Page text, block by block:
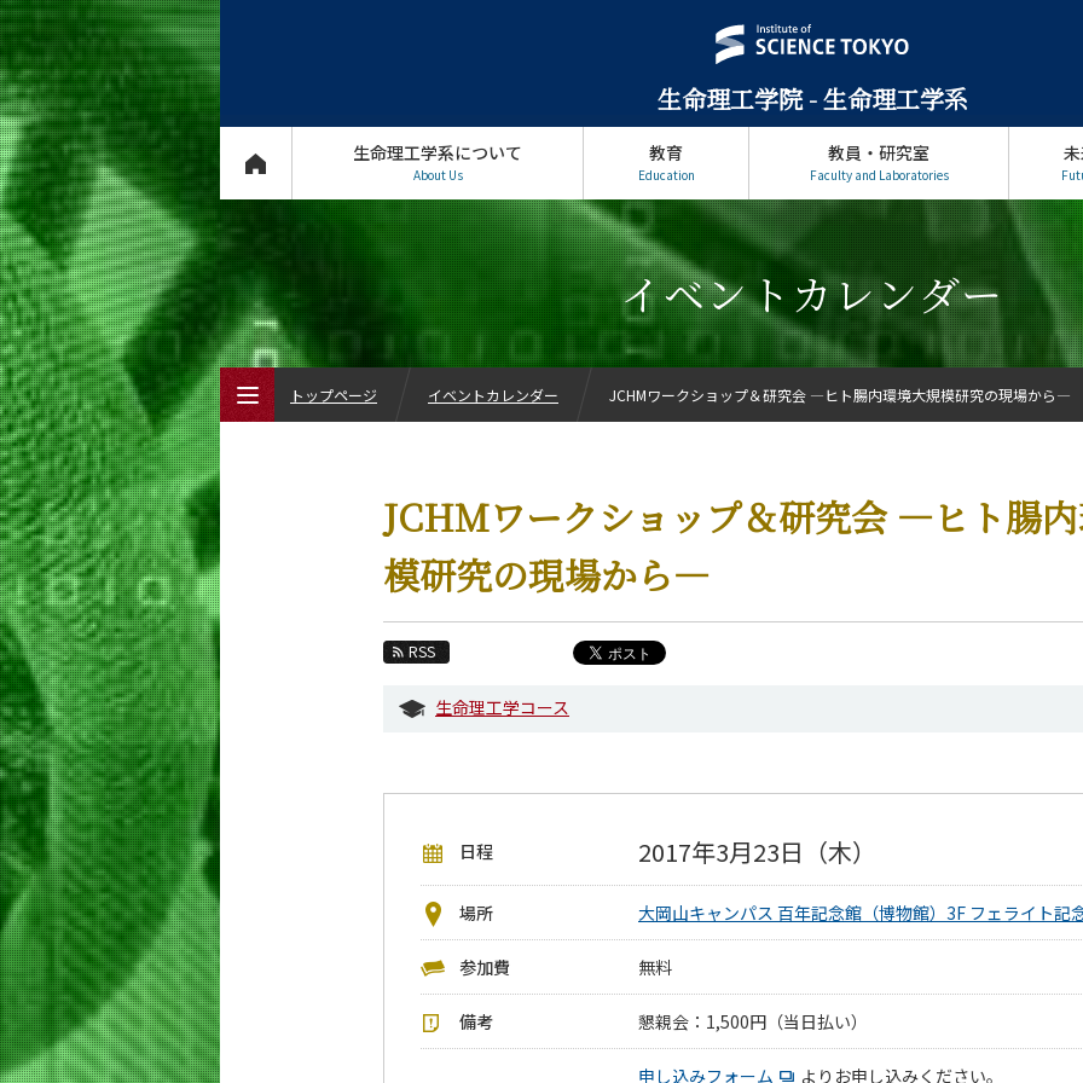
生命理工学院 - 生命理工学系
生命理工学系について
About Us
教育
Education
教員・研究室
Faculty and Laboratories
イベントカレンダー
JCHMワークショップ＆研究会 ―ヒト腸
模研究の現場から―
RSS
生命理工学コース
日程 2017年3月23日（木）
場所 大岡山キャンパス 百年記念館（博物館）3F フェライト記
参加費 無料
備考 懇親会：1,500円（当日払い）
申し込みフォーム よりお申し込みください。
トップページ イベントカレンダー JCHMワークショップ＆研究会 ―ヒト腸内環境大規模研究の現場から―
生命理工学系について
イベントカレンダー